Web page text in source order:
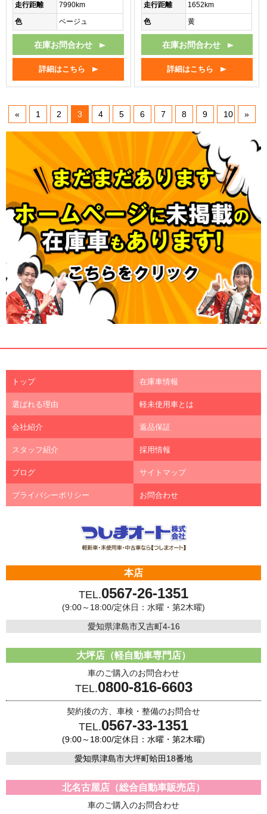
走行距離
7990km
色
ベージュ
在庫お問合わせ
詳細はこちら
走行距離
1652km
色
黄
在庫お問合わせ
詳細はこちら
« 1 2 3 4 5 6 7 8 9 10 »
トップ 在庫車情報
選ばれる理由 軽未使用車とは
会社紹介 返品保証
スタッフ紹介 採用情報
ブログ サイトマップ
プライバシーポリシー お問合わせ
本店
TEL.0567-26-1351
(9:00～18:00/定休日：水曜・第2木曜)
愛知県津島市又吉町4-16
大坪店（軽自動車専門店）
車のご購入のお問合わせ
TEL.0800-816-6603
契約後の方、車検・整備のお問合せ
TEL.0567-33-1351
(9:00～18:00/定休日：水曜・第2木曜)
愛知県津島市大坪町蛤田18番地
北名古屋店（総合自動車販売店）
車のご購入のお問合わせ